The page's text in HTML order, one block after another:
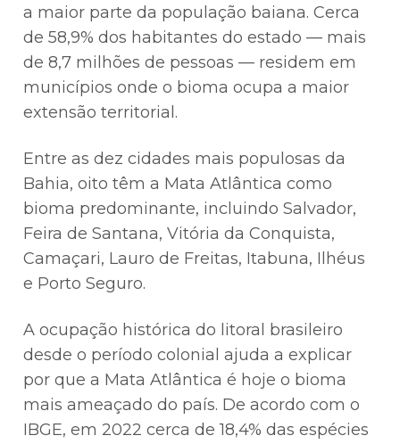
a maior parte da população baiana. Cerca
de 58,9% dos habitantes do estado — mais
de 8,7 milhões de pessoas — residem em
municípios onde o bioma ocupa a maior
extensão territorial.
Entre as dez cidades mais populosas da
Bahia, oito têm a Mata Atlântica como
bioma predominante, incluindo Salvador,
Feira de Santana, Vitória da Conquista,
Camaçari, Lauro de Freitas, Itabuna, Ilhéus
e Porto Seguro.
A ocupação histórica do litoral brasileiro
desde o período colonial ajuda a explicar
por que a Mata Atlântica é hoje o bioma
mais ameaçado do país. De acordo com o
IBGE, em 2022 cerca de 18,4% das espécies